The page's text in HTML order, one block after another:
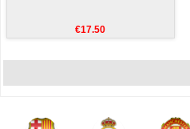
€17.50